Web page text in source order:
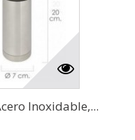
Inoxidable,...